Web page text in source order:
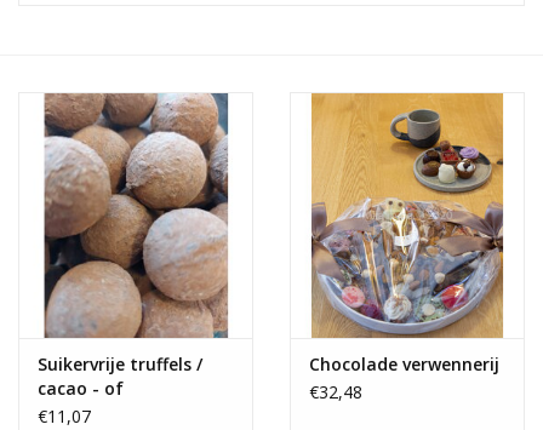
OUTLET ! Geboorte,
huwelijk, communie,
lentefeest, ...
MOEDERDAG 2026
Onze website
Suikervrije truffels /
cacao - of
schilfertruffels
€11,07
Chocolade verwennerij
€32,48